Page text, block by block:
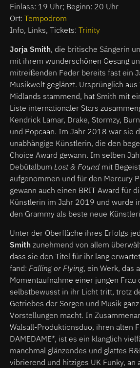
Einlass: 19 Uhr; Beginn: 20 Uhr
Ort: Tempodrom
Info, Links, Tickets: Trinity
Jorja Smith, die britische Sängerin
mit ihrem wunderschönen Gesang
mitreißenden Feder bereits fast ein
Musikwelt geglänzt. Ursprünglich
Midlands stammend, hat Smith mit
Liste internationaler Stars
Kendrick Lamar, Drake, Stormzy,
und Popcaan. Im Jahr 2018 war sie
unabhängige Künstlerin, die den
Choice Award gewann. Im selben
Debütalbum Lost & Found mit
aufgenommen und für den Mercury
gewann auch einen BRIT Award für
Künstlerin im Jahr 2019 und wurde
den Grammy als beste neue
Unter der Oberfläche ihres Erfolgs
Smith zunehmend von allem
dass sie den Titel für ihr lang
fand: Falling or Flying, ein Werk, das
Momentaufnahme einer jungen Frau
selbstbewusst in ihr Licht tritt, trotz
Getriebes der Sorgen und Musik
Vorstellungen macht. In
Walsall-Produktionsduo, ihren alten
DAMEDAME*, ist es ein klanglich
manchmal glänzendes und glattes
vibrierend und hitziges UK Funky, an